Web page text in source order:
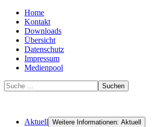
Home
Kontakt
Downloads
Übersicht
Datenschutz
Impressum
Medienpool
Suchen
Aktuell Weitere Informationen: Aktuell